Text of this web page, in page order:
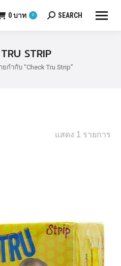
0บาท 0 Search:
SEARCH
STRIP
กำกับ “Check Tru Strip”
แสดง 1 รายการ